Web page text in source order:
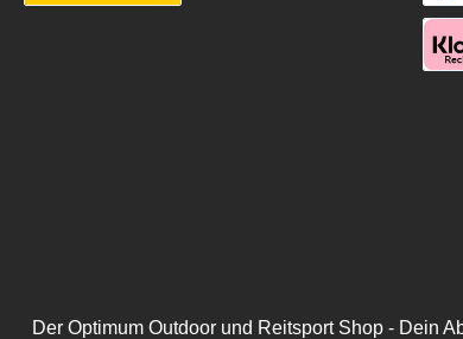
Der Optimum Outdoor und Reitsport Shop - Dein